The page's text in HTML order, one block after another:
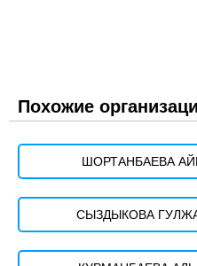
Похожие
ШОРТАНБАЕВА
СЫЗДЫКОВА